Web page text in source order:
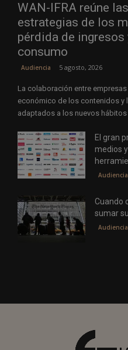
WAN-IFRA reúne
estrategias de los
pérdida de
consumo
Audiencia 5 agosto, 2026
La colaboración entre
económico de los contenidos y
adaptados a los nuevos hábitos
El gran
medios
Audiencia
Cuando
sumar
Audiencia